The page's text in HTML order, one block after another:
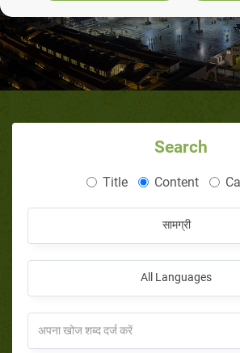
Search
Title Content
सामग्री
All Languages